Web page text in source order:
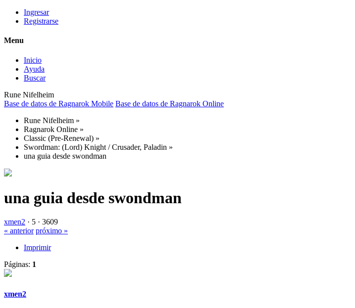
Ingresar
Registrarse
Menu
Inicio
Ayuda
Buscar
Rune Nifelheim
Base de datos de Ragnarok Mobile Base de datos de Ragnarok Online
Rune Nifelheim »
Ragnarok Online »
Classic (Pre-Renewal) »
Swordman: (Lord) Knight / Crusader, Paladin »
una guia desde swondman
una guia desde swondman
xmen2 · 5 · 3609
« anterior próximo »
Imprimir
Páginas: 1
xmen2